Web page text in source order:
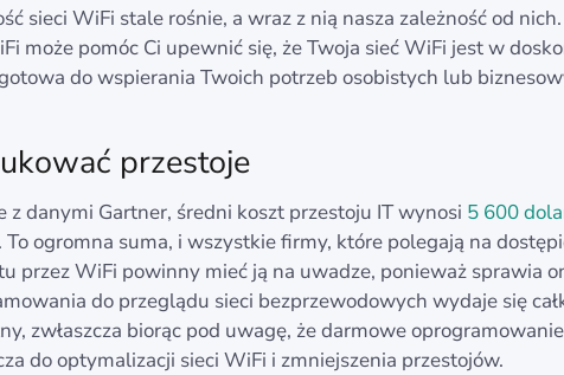
sieci WiFi stale rośnie, a wraz z nią nasza zależność od
może pomóc Ci upewnić się, że Twoja sieć WiFi jest w
do wspierania Twoich potrzeb osobistych lub
przestoje
z danymi Gartner, średni koszt przestoju IT wynosi 5 600
To ogromna suma, i wszystkie firmy, które polegają na
przez WiFi powinny mieć ją na uwadze, ponieważ sprawia
do przeglądu sieci bezprzewodowych wydaje się
zwłaszcza biorąc pod uwagę, że darmowe
do optymalizacji sieci WiFi i zmniejszenia przestojów.